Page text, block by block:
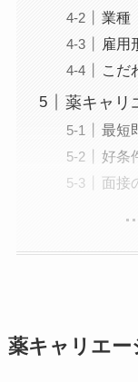
業種
雇用
こだ
薬キャリ
最短
好条
面接
薬キャリエ